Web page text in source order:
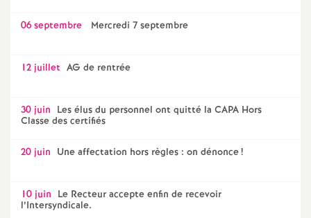
06 septembre Mercredi 7 septembre
12 juillet AG de rentrée
30 juin Les élus du personnel ont quitté la CAPA Hors
Classe des certifiés
20 juin Une affectation hors règles : on dénonce!
10 juin Le Recteur accepte enfin de recevoir
l’Intersyndicale.